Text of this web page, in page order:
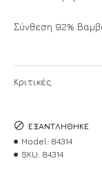
Σύνθεση 92%
Κριτικές
ΕΞΑΝΤΛΉΘΗΚΕ
Model: 84314
SKU: 84314